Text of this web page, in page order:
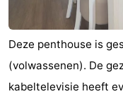
Deze penthouse is
(volwassenen). De
kabeltelevisie heeft